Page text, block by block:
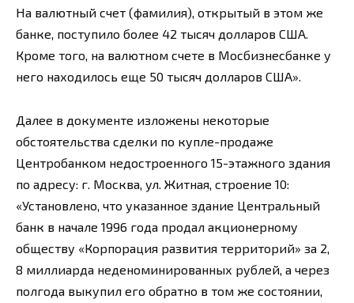
На валютный счет (фамилия), открытый в этом же
банке, поступило более 42 тысяч долларов США.
Кроме того, на валютном счете в Мосбизнесбанке у
него находилось еще 50 тысяч долларов США».
Далее в документе изложены некоторые
обстоятельства сделки по купле-продаже
Центробанком недостроенного 15-этажного здания
по адресу: г. Москва, ул. Житная, строение 10:
«Установлено, что указанное здание Центральный
банк в начале 1996 года продал акционерному
обществу «Корпорация развития территорий» за 2,
8 миллиарда неденоминированных рублей, а через
полгода выкупил его обратно в том же состоянии,